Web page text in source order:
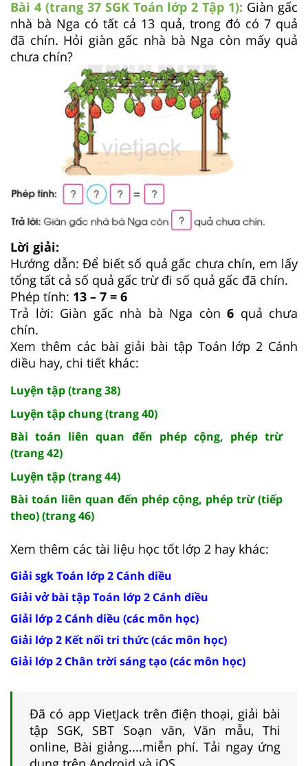
Bài 4 (trang 37 SGK Toán lớp 2 Tập 1): Giàn gấc
nhà bà Nga có tất cả 13 quả, trong đó có 7 quả
đã chín. Hỏi giàn gấc nhà bà Nga còn mấy quả
chưa chín?
Lời giải:
Hướng dẫn: Để biết số quả gấc chưa chín, em lấy
tổng tất cả số quả gấc trừ đi số quả gấc đã chín.
Phép tính: 13 – 7 = 6
Trả lời: Giàn gấc nhà bà Nga còn 6 quả chưa
chín.
Xem thêm các bài giải bài tập Toán lớp 2 Cánh
diều hay, chi tiết khác:
Luyện tập (trang 38)
Luyện tập chung (trang 40)
Bài toán liên quan đến phép cộng, phép trừ
(trang 42)
Luyện tập (trang 44)
Bài toán liên quan đến phép cộng, phép trừ (tiếp
theo) (trang 46)
Xem thêm các tài liệu học tốt lớp 2 hay khác:
Giải sgk Toán lớp 2 Cánh diều
Giải vở bài tập Toán lớp 2 Cánh diều
Giải lớp 2 Cánh diều (các môn học)
Giải lớp 2 Kết nối tri thức (các môn học)
Giải lớp 2 Chân trời sáng tạo (các môn học)
Đã có app VietJack trên điện thoại, giải bài
tập SGK, SBT Soạn văn, Văn mẫu, Thi
online, Bài giảng....miễn phí. Tải ngay ứng